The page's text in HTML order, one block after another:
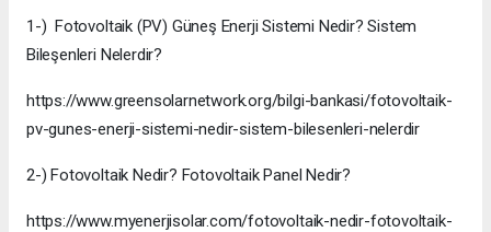
1-) Fotovoltaik (PV) Güneş Enerji Sistemi Nedir? Sistem
Bileşenleri Nelerdir?
https://www.greensolarnetwork.org/bilgi-bankasi/fotovoltaik-
pv-gunes-enerji-sistemi-nedir-sistem-bilesenleri-nelerdir
2-) Fotovoltaik Nedir? Fotovoltaik Panel Nedir?
https://www.myenerjisolar.com/fotovoltaik-nedir-fotovoltaik-